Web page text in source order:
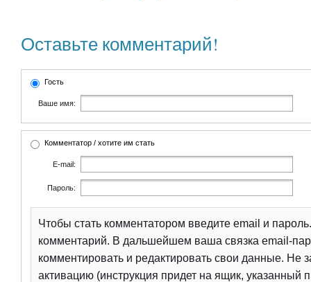
Оставьте комментарий!
Гость
Ваше имя:
Комментатор / хотите им стать
E-mail:
Пароль:
Чтобы стать комментатором введите email и
комментарий. В дальшейшем ваша связка email-
комментировать и редактировать свои данные. Не
активацию (инструкция придет на ящик, указанный